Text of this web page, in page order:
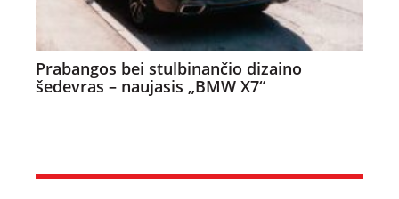
Prabangos bei stulbinančio dizaino
šedevras – naujasis „BMW X7“